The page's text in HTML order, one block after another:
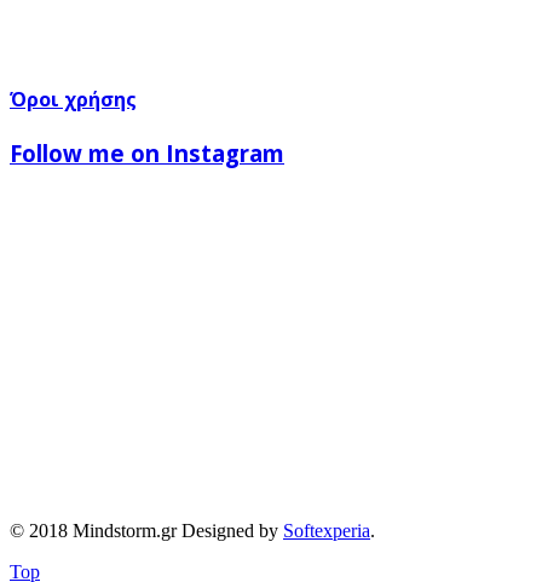
Όροι χρήσης
Follow me on Instagram
© 2018 Mindstorm.gr Designed by Softexperia.
Top